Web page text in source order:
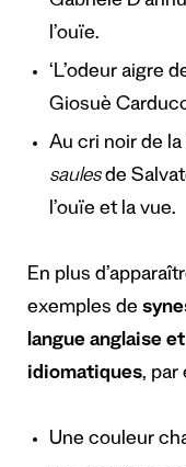
l’ouïe.
‘L’odeur aigre
Giosuè
Au cri noir de la
saulesde
l’ouïe et la vue.
En plus
exemples de
langue anglaise
idiomatiques, par
Une couleur